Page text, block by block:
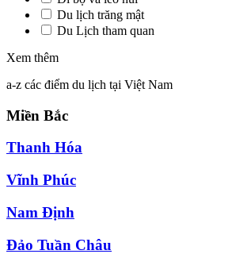
Du lịch trăng mật
Du Lịch tham quan
Xem thêm
a-z các điểm du lịch tại Việt Nam
Miền Bắc
Thanh Hóa
Vĩnh Phúc
Nam Định
Đảo Tuần Châu